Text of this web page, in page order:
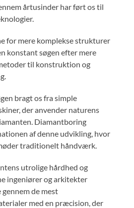
årtusinder har ført os til
for mere komplekse strukturer
konstant søgen efter mere
til konstruktion og
bragt os fra simple
der anvender naturens
Diamantboring
af denne udvikling, hvor
traditionelt håndværk.
utrolige hårdhed og
ingeniører og arkitekter
de mest
med en præcision, der